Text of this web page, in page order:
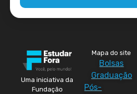
Uma iniciativa da
Fundação
Mapa do site
Bolsas
Graduação
Pós-